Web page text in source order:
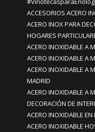
ACCESORIOS ACERO
ACERO INOX PARA
HOGARES
ACERO INOXIDABLE A
ACERO INOXIDABLE A
ACERO INOXIDABLE A
MADRID
ACERO INOXIDABLE A
DECORACIÓN DE
ACERO INOXIDABLE EN
ACERO INOXIDABLE